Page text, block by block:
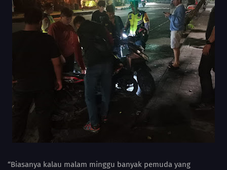
“Biasanya kalau malam minggu banyak pemuda yang